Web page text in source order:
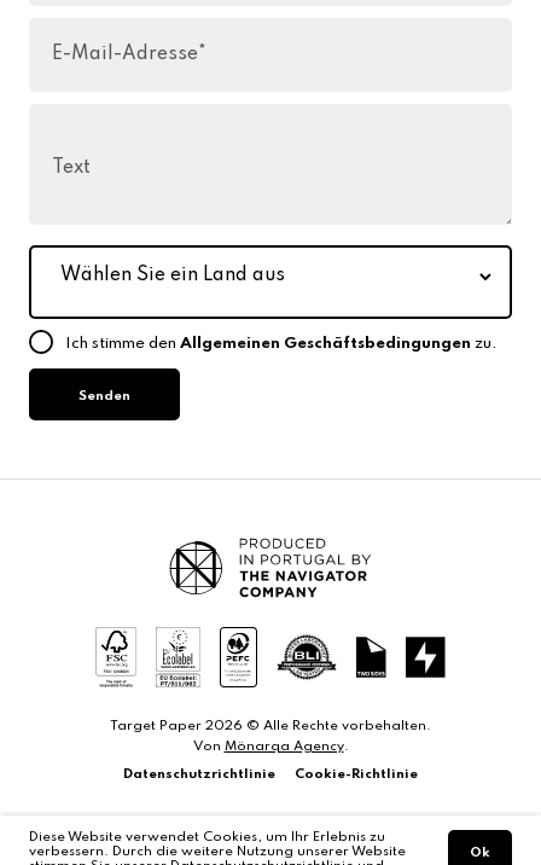
E-Mail-Adresse*
Text
Wählen
Land
aus
Ich stimme den Allgemeinen Geschäftsbedingungen zu.
Senden
Target Paper 2026 © Alle Rechte vorbehalten.
Von Mönarqa Agency.
Datenschutzrichtlinie
Cookie-Richtlinie
Diese Website verwendet Cookies, um Ihr Erlebnis zu
verbessern. Durch die weitere Nutzung unserer Website
Ok